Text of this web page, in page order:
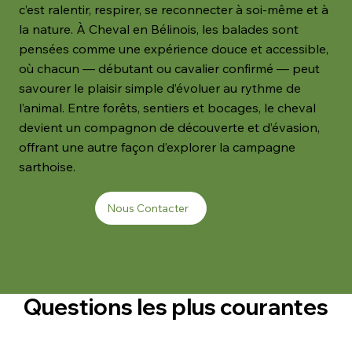
c’est ralentir, respirer, se reconnecter à soi-même et à
la nature. À Cheval en Bélinois, les balades sont
pensées comme une expérience douce et accessible,
où chacun — débutant ou cavalier confirmé — peut
savourer le plaisir simple d’évoluer au rythme de
l’animal. Entre forêts, sentiers et bocages, le cheval
devient un compagnon de découverte et d’évasion,
offrant une autre façon d’explorer la campagne
sarthoise.
Nous Contacter
Questions les plus courantes